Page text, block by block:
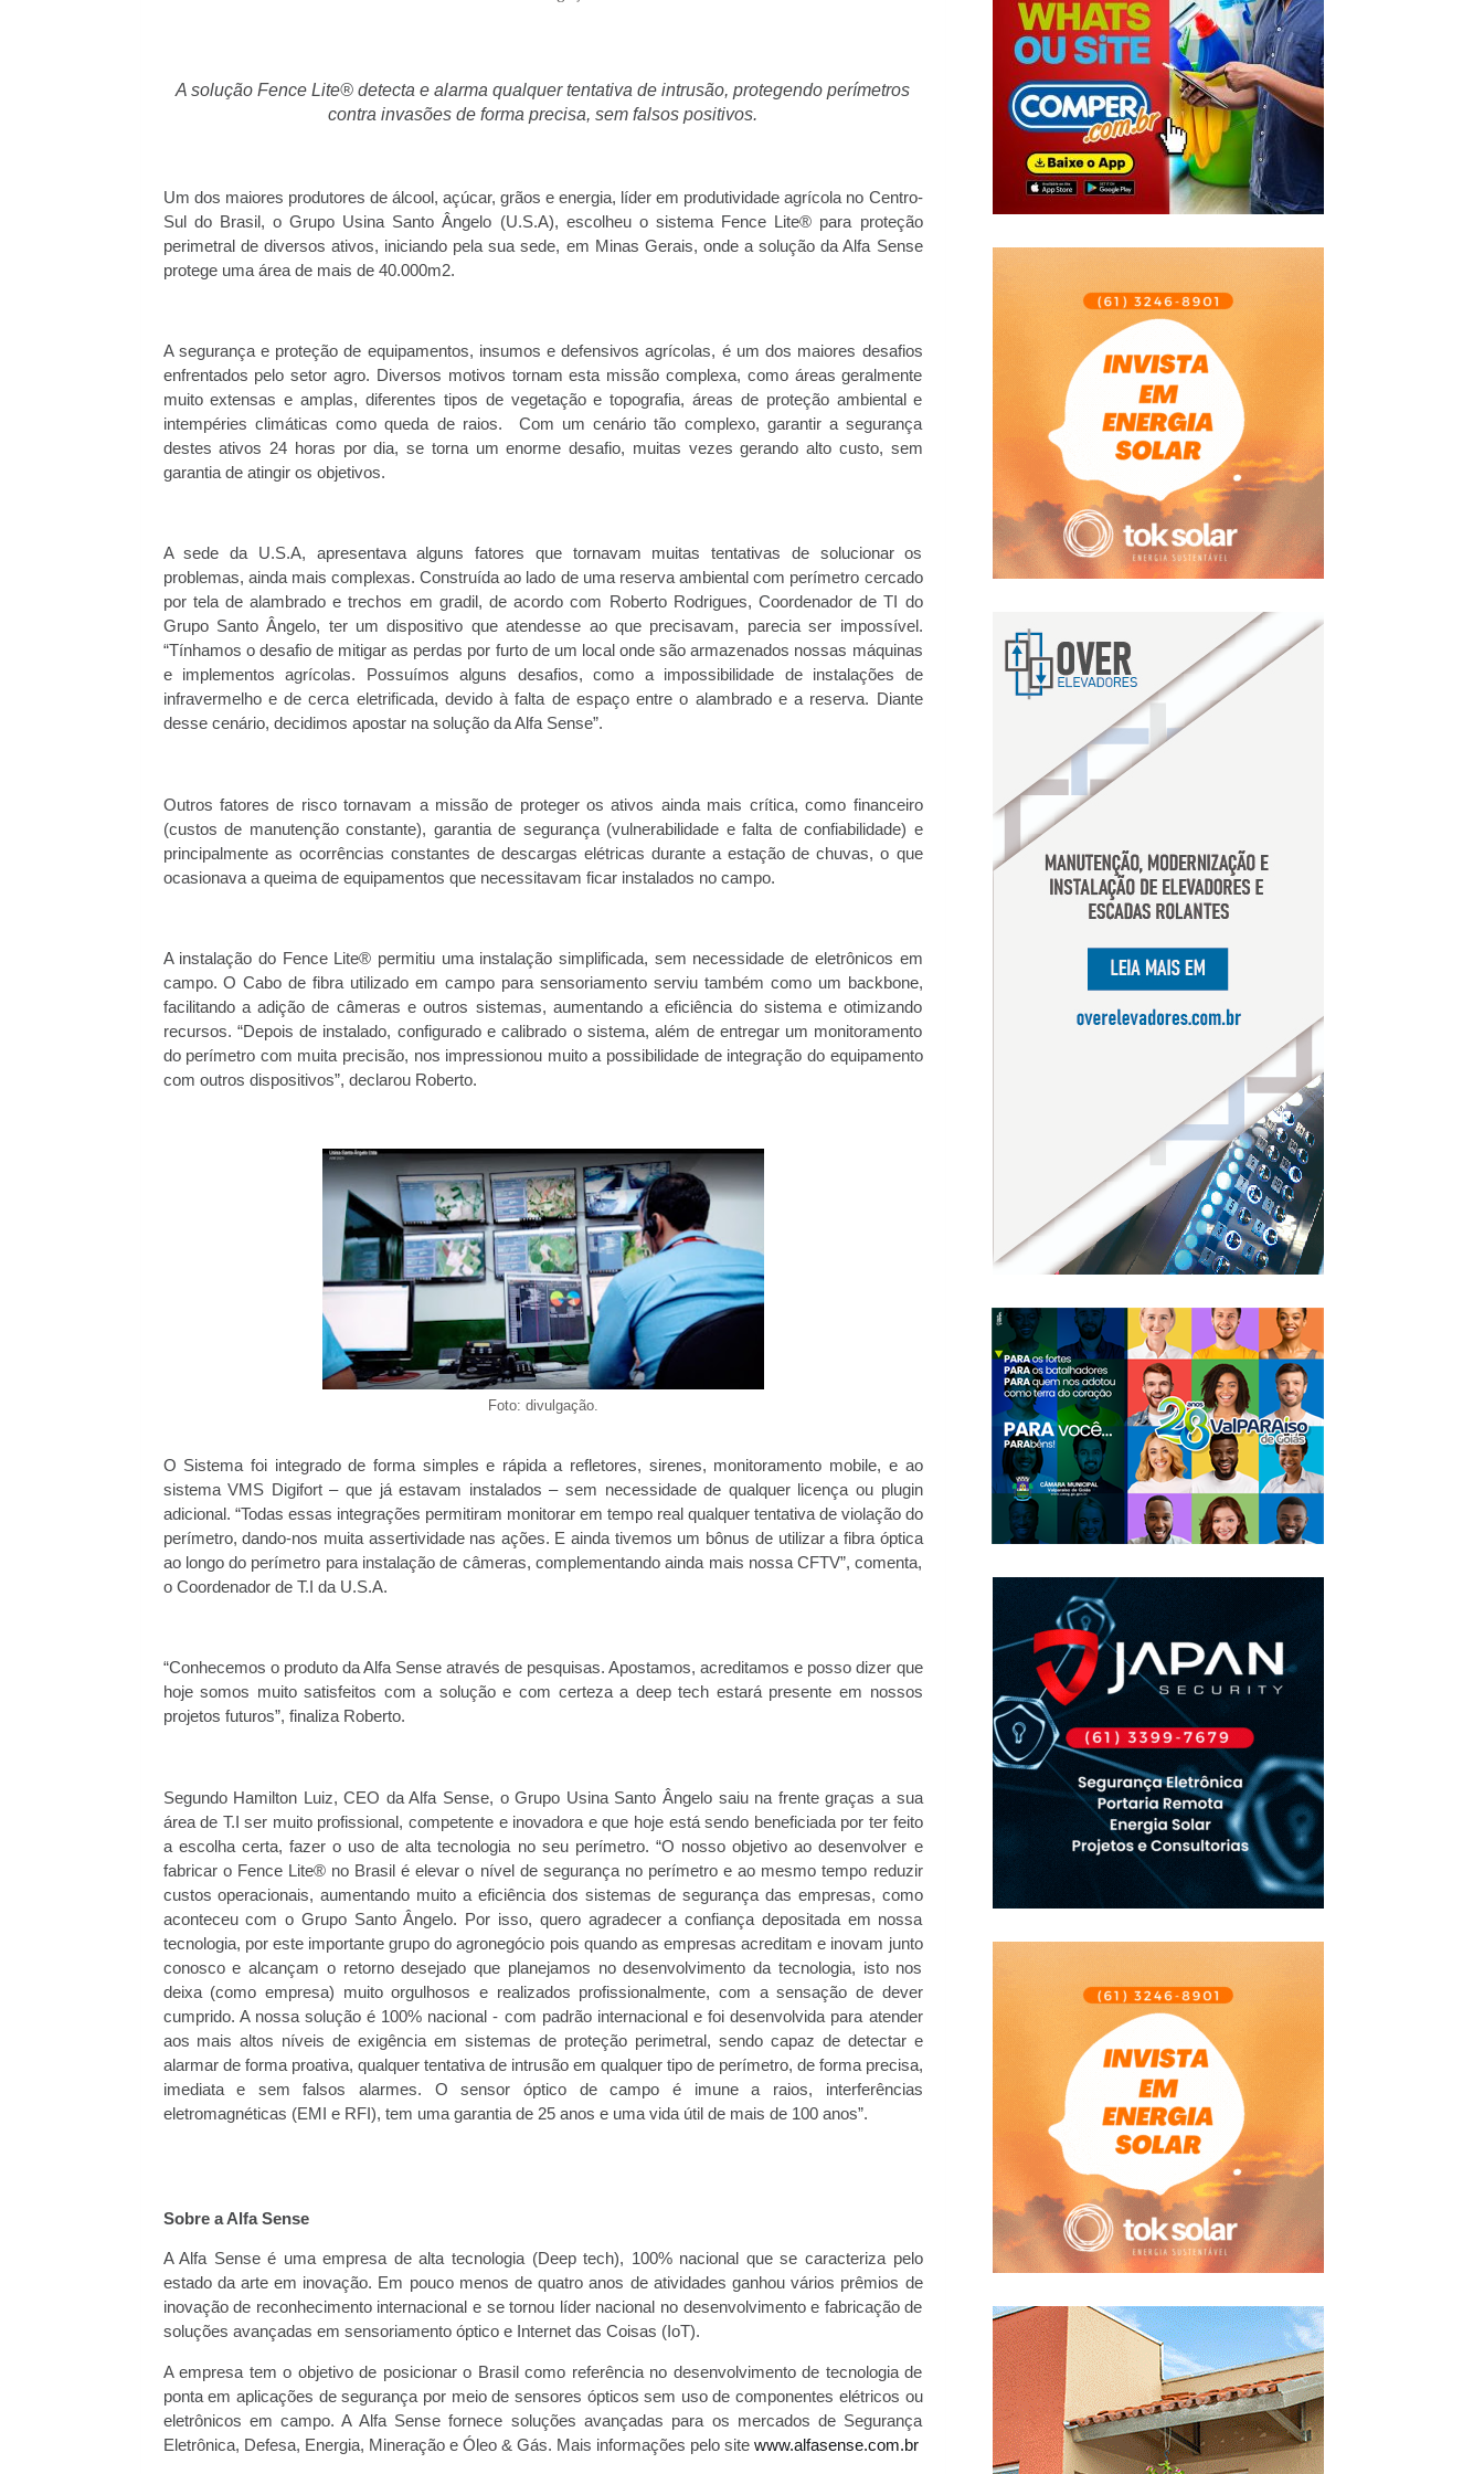
A solução Fence Lite® detecta e alarma qualquer tentativa de intrusão, protegendo perímetros
contra invasões de forma precisa, sem falsos positivos.
Um dos maiores produtores de álcool, açúcar, grãos e energia, líder em produtividade agrícola no Centro-
Sul do Brasil, o Grupo Usina Santo Ângelo (U.S.A), escolheu o sistema Fence Lite® para proteção
perimetral de diversos ativos, iniciando pela sua sede, em Minas Gerais, onde a solução da Alfa Sense
protege uma área de mais de 40.000m2.
A segurança e proteção de equipamentos, insumos e defensivos agrícolas, é um dos maiores desafios
enfrentados pelo setor agro. Diversos motivos tornam esta missão complexa, como áreas geralmente
muito extensas e amplas, diferentes tipos de vegetação e topografia, áreas de proteção ambiental e
intempéries climáticas como queda de raios. Com um cenário tão complexo, garantir a segurança
destes ativos 24 horas por dia, se torna um enorme desafio, muitas vezes gerando alto custo, sem
garantia de atingir os objetivos.
A sede da U.S.A, apresentava alguns fatores que tornavam muitas tentativas de solucionar os
problemas, ainda mais complexas. Construída ao lado de uma reserva ambiental com perímetro cercado
por tela de alambrado e trechos em gradil, de acordo com Roberto Rodrigues, Coordenador de TI do
Grupo Santo Ângelo, ter um dispositivo que atendesse ao que precisavam, parecia ser impossível.
“Tínhamos o desafio de mitigar as perdas por furto de um local onde são armazenados nossas máquinas
e implementos agrícolas. Possuímos alguns desafios, como a impossibilidade de instalações de
infravermelho e de cerca eletrificada, devido à falta de espaço entre o alambrado e a reserva. Diante
desse cenário, decidimos apostar na solução da Alfa Sense”.
Outros fatores de risco tornavam a missão de proteger os ativos ainda mais crítica, como financeiro
(custos de manutenção constante), garantia de segurança (vulnerabilidade e falta de confiabilidade) e
principalmente as ocorrências constantes de descargas elétricas durante a estação de chuvas, o que
ocasionava a queima de equipamentos que necessitavam ficar instalados no campo.
A instalação do Fence Lite® permitiu uma instalação simplificada, sem necessidade de eletrônicos em
campo. O Cabo de fibra utilizado em campo para sensoriamento serviu também como um backbone,
facilitando a adição de câmeras e outros sistemas, aumentando a eficiência do sistema e otimizando
recursos. “Depois de instalado, configurado e calibrado o sistema, além de entregar um monitoramento
do perímetro com muita precisão, nos impressionou muito a possibilidade de integração do equipamento
com outros dispositivos”, declarou Roberto.
Foto: divulgação.
O Sistema foi integrado de forma simples e rápida a refletores, sirenes, monitoramento mobile, e ao
sistema VMS Digifort – que já estavam instalados – sem necessidade de qualquer licença ou plugin
adicional. “Todas essas integrações permitiram monitorar em tempo real qualquer tentativa de violação do
perímetro, dando-nos muita assertividade nas ações. E ainda tivemos um bônus de utilizar a fibra óptica
ao longo do perímetro para instalação de câmeras, complementando ainda mais nossa CFTV”, comenta,
o Coordenador de T.I da U.S.A.
“Conhecemos o produto da Alfa Sense através de pesquisas. Apostamos, acreditamos e posso dizer que
hoje somos muito satisfeitos com a solução e com certeza a deep tech estará presente em nossos
projetos futuros”, finaliza Roberto.
Segundo Hamilton Luiz, CEO da Alfa Sense, o Grupo Usina Santo Ângelo saiu na frente graças a sua
área de T.I ser muito profissional, competente e inovadora e que hoje está sendo beneficiada por ter feito
a escolha certa, fazer o uso de alta tecnologia no seu perímetro. “O nosso objetivo ao desenvolver e
fabricar o Fence Lite® no Brasil é elevar o nível de segurança no perímetro e ao mesmo tempo reduzir
custos operacionais, aumentando muito a eficiência dos sistemas de segurança das empresas, como
aconteceu com o Grupo Santo Ângelo. Por isso, quero agradecer a confiança depositada em nossa
tecnologia, por este importante grupo do agronegócio pois quando as empresas acreditam e inovam junto
conosco e alcançam o retorno desejado que planejamos no desenvolvimento da tecnologia, isto nos
deixa (como empresa) muito orgulhosos e realizados profissionalmente, com a sensação de dever
cumprido. A nossa solução é 100% nacional - com padrão internacional e foi desenvolvida para atender
aos mais altos níveis de exigência em sistemas de proteção perimetral, sendo capaz de detectar e
alarmar de forma proativa, qualquer tentativa de intrusão em qualquer tipo de perímetro, de forma precisa,
imediata e sem falsos alarmes. O sensor óptico de campo é imune a raios, interferências
eletromagnéticas (EMI e RFI), tem uma garantia de 25 anos e uma vida útil de mais de 100 anos”.
Sobre a Alfa Sense
A Alfa Sense é uma empresa de alta tecnologia (Deep tech), 100% nacional que se caracteriza pelo
estado da arte em inovação. Em pouco menos de quatro anos de atividades ganhou vários prêmios de
inovação de reconhecimento internacional e se tornou líder nacional no desenvolvimento e fabricação de
soluções avançadas em sensoriamento óptico e Internet das Coisas (IoT).
A empresa tem o objetivo de posicionar o Brasil como referência no desenvolvimento de tecnologia de
ponta em aplicações de segurança por meio de sensores ópticos sem uso de componentes elétricos ou
eletrônicos em campo. A Alfa Sense fornece soluções avançadas para os mercados de Segurança
Eletrônica, Defesa, Energia, Mineração e Óleo & Gás. Mais informações pelo site www.alfasense.com.br